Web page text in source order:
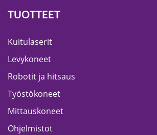
TUOTTEET
Kuitulaserit
Levykoneet
Robotit ja hitsaus
Työstökoneet
Mittauskoneet
Ohjelmistot